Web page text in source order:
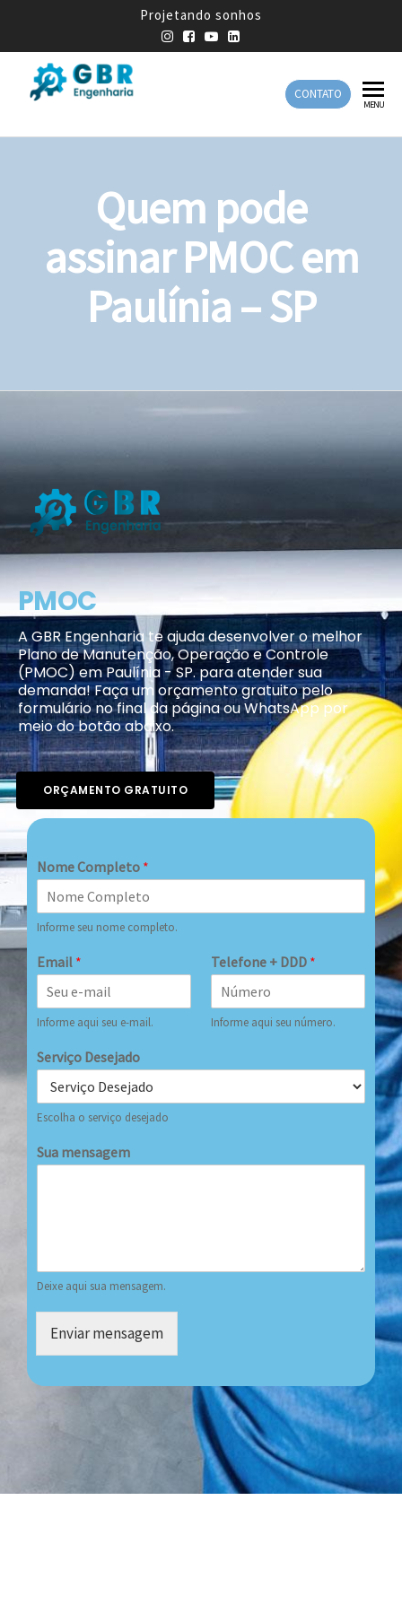
Projetando sonhos
Engenharia
Engenharia
CONTATO
MENU
Quem pode
assinar PMOC em
Paulínia – SP
PMOC
A GBR Engenharia te ajuda desenvolver o melhor
Plano de Manutenção, Operação e Controle
(PMOC) em Paulínia - SP. para atender sua
demanda! Faça um orçamento gratuito pelo
formulário no final da página ou WhatsApp por
meio do botão abaixo.
ORÇAMENTO GRATUITO
Nome Completo *
Informe seu nome completo.
Email *
Informe aqui seu e-mail.
Telefone + DDD *
Informe aqui seu número.
Serviço Desejado
Escolha o serviço desejado
Sua mensagem
Deixe aqui sua mensagem.
Enviar mensagem